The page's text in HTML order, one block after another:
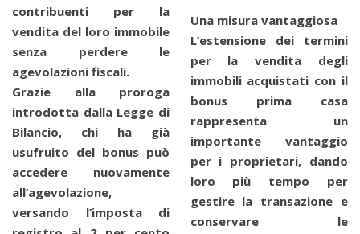
contribuenti per la
vendita del loro immobile
senza perdere le
agevolazioni fiscali.
Grazie alla proroga
introdotta dalla Legge di
Bilancio, chi ha già
usufruito del bonus può
accedere nuovamente
all’agevolazione,
versando l’imposta di
Una misura vantaggiosa
L’estensione dei termini
per la vendita degli
immobili acquistati con il
bonus prima casa
rappresenta un
importante vantaggio
per i proprietari, dando
loro più tempo per
gestire la transazione e
conservare le